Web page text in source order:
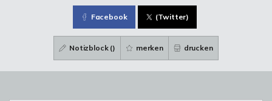
Facebook (Twitter)
Notizblock () merken drucken